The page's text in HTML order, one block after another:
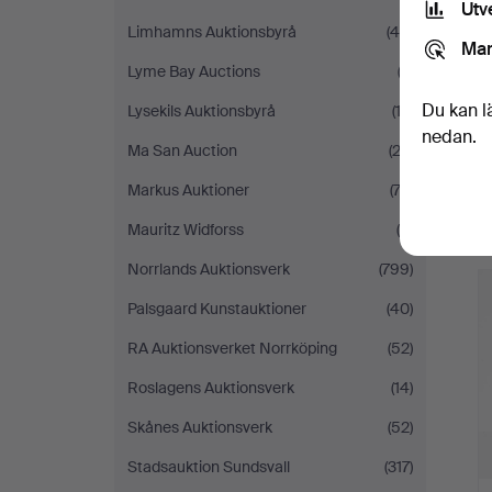
Limhamns Auktionsbyrå
(46)
Lyme Bay Auctions
(3)
Lysekils Auktionsbyrå
(12)
Ma San Auction
(22)
Markus Auktioner
(72)
Mauritz Widforss
(4)
Norrlands Auktionsverk
(799)
Palsgaard Kunstauktioner
(40)
RA Auktionsverket Norrköping
(52)
Roslagens Auktionsverk
(14)
Skånes Auktionsverk
(52)
Stadsauktion Sundsvall
(317)
Du kan
nedan.